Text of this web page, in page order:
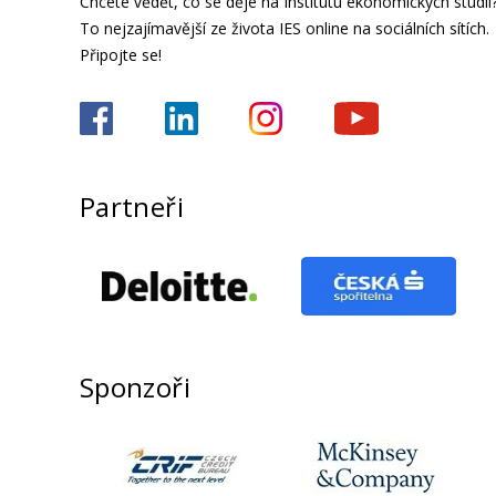
To nejzajímavější ze života IES online na sociálních sítích.
Připojte se!
Partneři
Sponzoři